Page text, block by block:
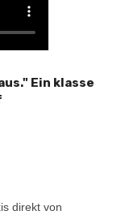
Ein klasse
direkt von